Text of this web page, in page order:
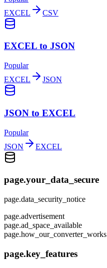
EXCEL
CSV
EXCEL to JSON
Popular
EXCEL
JSON
JSON to EXCEL
Popular
JSON
EXCEL
page.your_data_secure
page.data_security_notice
page.advertisement
page.ad_space_available
page.how_our_converter_works
page.key_features